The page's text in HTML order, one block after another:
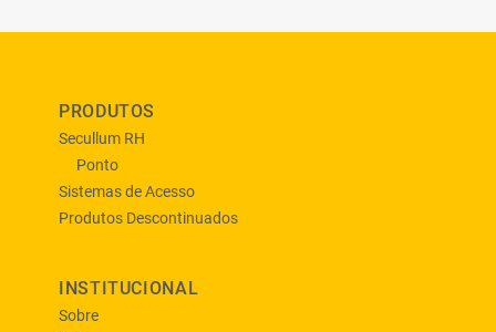
PRODUTOS
Secullum RH
Ponto
Sistemas de Acesso
Produtos Descontinuados
INSTITUCIONAL
Sobre